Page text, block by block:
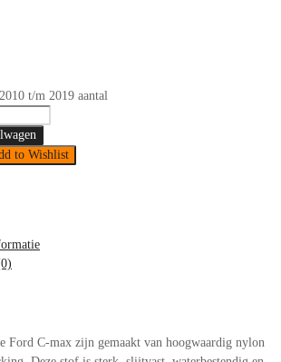
t/m 2019 aantal
to Wishlist
Ford C-max zijn gemaakt van hoogwaardig nylon